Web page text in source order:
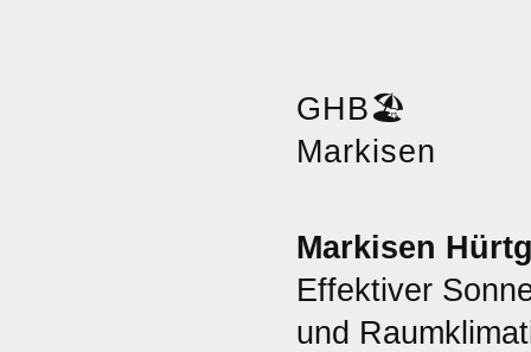
GHB🏖️
Markisen
Markisen
Effektiver
und